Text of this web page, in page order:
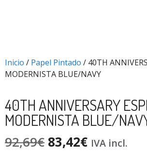
Inicio / Papel Pintado / 40TH
MODERNISTA BLUE/NAVY
40TH ANNIVERSARY
MODERNISTA BLUE/
92,69€ 83,42€ IVA incl.